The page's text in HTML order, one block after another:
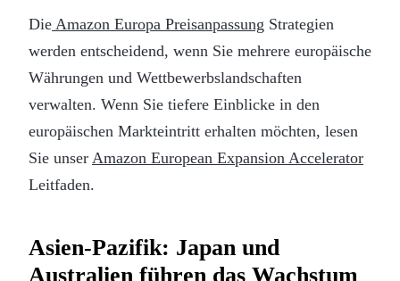
Die Amazon Europa Preisanpassung Strategien
werden entscheidend, wenn Sie mehrere europäische
Währungen und Wettbewerbslandschaften
verwalten. Wenn Sie tiefere Einblicke in den
europäischen Markteintritt erhalten möchten, lesen
Sie unser Amazon European Expansion Accelerator
Leitfaden.
Asien-Pazifik: Japan und
Australien führen das Wachstum